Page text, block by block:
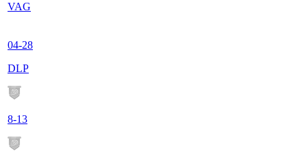
VAG
04-28
DLP
8-13